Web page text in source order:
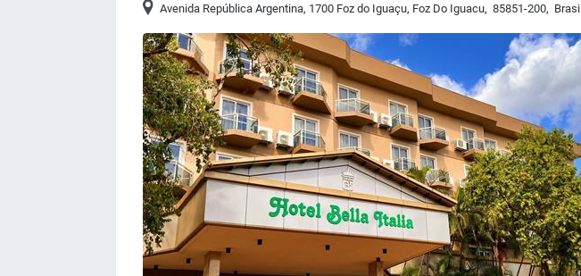
Avenida República Argentina, 1700 Foz do Iguaçu, Foz Do Iguacu, 85851-200, Brasil